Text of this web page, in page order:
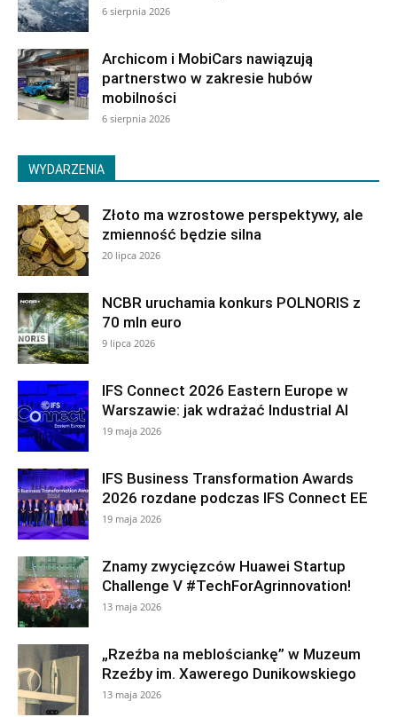
6 sierpnia 2026
Archicom i MobiCars nawiązują
partnerstwo w zakresie hubów
mobilności
6 sierpnia 2026
WYDARZENIA
Złoto ma wzrostowe perspektywy, ale
zmienność będzie silna
20 lipca 2026
NCBR uruchamia konkurs POLNORIS z
70 mln euro
9 lipca 2026
IFS Connect 2026 Eastern Europe w
Warszawie: jak wdrażać Industrial AI
19 maja 2026
IFS Business Transformation Awards
2026 rozdane podczas IFS Connect EE
19 maja 2026
Znamy zwycięzców Huawei Startup
Challenge V #TechForAgrinnovation!
13 maja 2026
„Rzeźba na meblościankę” w Muzeum
Rzeźby im. Xawerego Dunikowskiego
13 maja 2026